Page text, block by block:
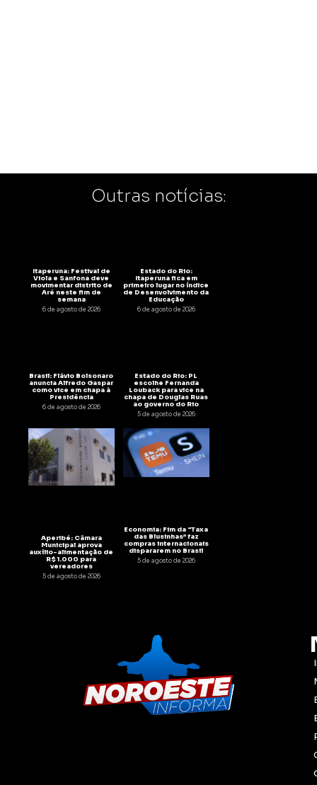
Outras notícias:
Itaperuna: Festival de
Viola e Sanfona deve
movimentar distrito de
Aré neste fim de
semana
6 de agosto de 2026
Estado do Rio:
Itaperuna fica em
primeiro lugar no Índice
de Desenvolvimento da
Educação
6 de agosto de 2026
Brasil: Flávio Bolsonaro
anuncia Alfredo Gaspar
como vice em chapa à
Presidência
6 de agosto de 2026
Estado do Rio: PL
escolhe Fernanda
Louback para vice na
chapa de Douglas Ruas
ao governo do Rio
5 de agosto de 2026
Aperibé: Câmara
Municipal aprova
auxílio-alimentação de
R$ 1.000 para
vereadores
5 de agosto de 2026
Economia: Fim da “Taxa
das Blusinhas” faz
compras internacionais
dispararem no Brasil
5 de agosto de 2026